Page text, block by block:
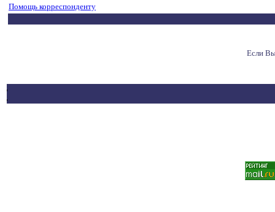
Помощь корреспонденту
Если